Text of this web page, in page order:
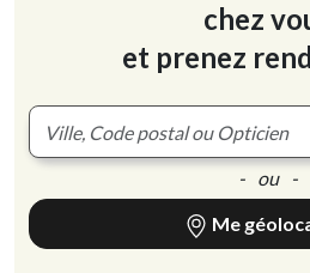
chez
et prenez
- ou -
Me